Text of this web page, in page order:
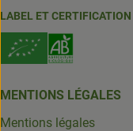
LABEL ET CERTIFICATION
MENTIONS LÉGALES
Mentions légales